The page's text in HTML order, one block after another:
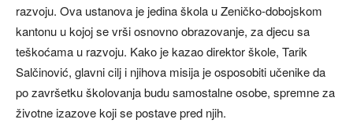
razvoju. Ova ustanova je jedina škola u Zeničko-dobojskom
kantonu u kojoj se vrši osnovno obrazovanje, za djecu sa
teškoćama u razvoju. Kako je kazao direktor škole, Tarik
Salčinović, glavni cilj i njihova misija je osposobiti učenike da
po završetku školovanja budu samostalne osobe, spremne za
životne izazove koji se postave pred njih.